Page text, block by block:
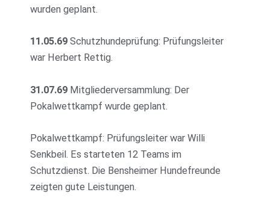
wurden geplant.
11.05.69 Schutzhundeprüfung: Prüfungsleiter
war Herbert Rettig.
31.07.69 Mitgliederversammlung: Der
Pokalwettkampf wurde geplant.
Pokalwettkampf: Prüfungsleiter war Willi
Senkbeil. Es starteten 12 Teams im
Schutzdienst. Die Bensheimer Hundefreunde
zeigten gute Leistungen.